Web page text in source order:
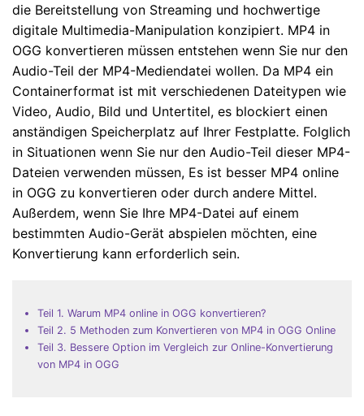
die Bereitstellung von Streaming und hochwertige
digitale Multimedia-Manipulation konzipiert. MP4 in
OGG konvertieren müssen entstehen wenn Sie nur den
Audio-Teil der MP4-Mediendatei wollen. Da MP4 ein
Containerformat ist mit verschiedenen Dateitypen wie
Video, Audio, Bild und Untertitel, es blockiert einen
anständigen Speicherplatz auf Ihrer Festplatte. Folglich
in Situationen wenn Sie nur den Audio-Teil dieser MP4-
Dateien verwenden müssen, Es ist besser MP4 online
in OGG zu konvertieren oder durch andere Mittel.
Außerdem, wenn Sie Ihre MP4-Datei auf einem
bestimmten Audio-Gerät abspielen möchten, eine
Konvertierung kann erforderlich sein.
Teil 1. Warum MP4 online in OGG konvertieren?
Teil 2. 5 Methoden zum Konvertieren von MP4 in OGG Online
Teil 3. Bessere Option im Vergleich zur Online-Konvertierung
von MP4 in OGG